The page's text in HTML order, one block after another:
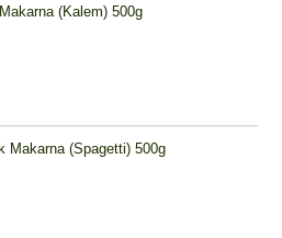
(Kalem) 500g
Makarna (Spagetti) 500g